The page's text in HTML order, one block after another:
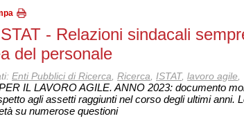
- Relazioni sindacali
del personale
Enti Pubblici di Ricerca Ricerca ISTAT, lavoro agile
IL LAVORO AGILE. ANNO 2023: documento
agli assetti raggiunti nel corso degli ultimi anni.
su numerose questioni